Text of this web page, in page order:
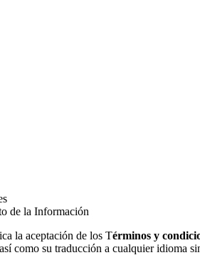
de la Información
la aceptación de los Términos y
como su traducción a cualquier idioma